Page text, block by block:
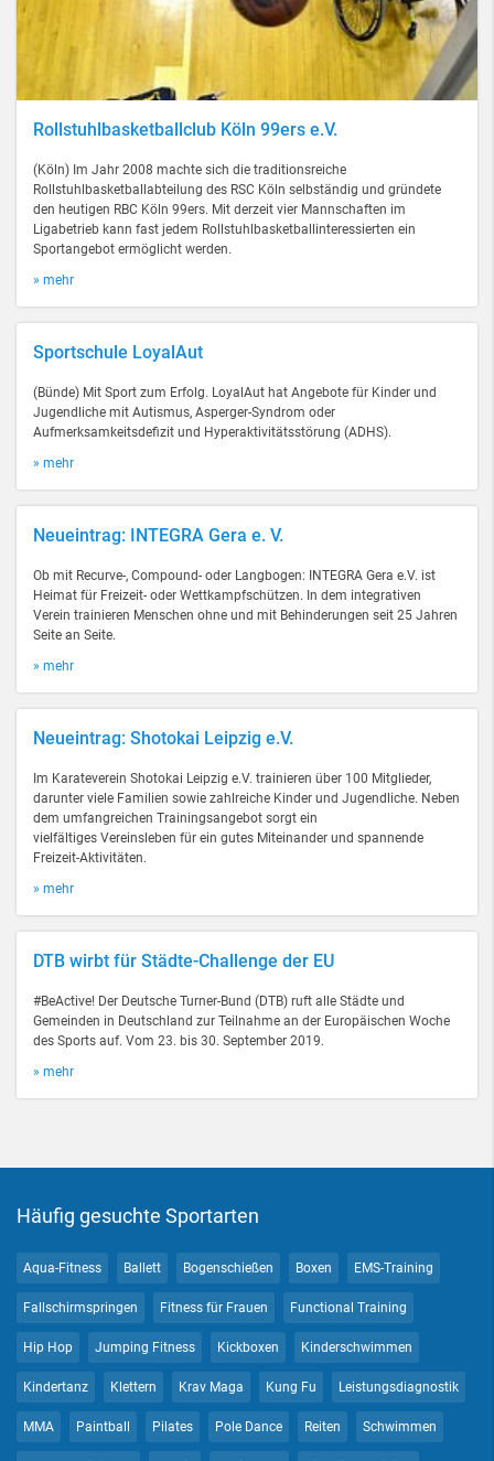
Rollstuhlbasketballclub Köln 99ers e.V.
(Köln) Im Jahr 2008 machte sich die traditionsreiche
Rollstuhlbasketballabteilung des RSC Köln selbständig und gründete
den heutigen RBC Köln 99ers. Mit derzeit vier Mannschaften im
Ligabetrieb kann fast jedem Rollstuhlbasketballinteressierten ein
Sportangebot ermöglicht werden.
» mehr
Sportschule LoyalAut
(Bünde) Mit Sport zum Erfolg. LoyalAut hat Angebote für Kinder und
Jugendliche mit Autismus, Asperger-Syndrom oder
Aufmerksamkeitsdefizit und Hyperaktivitätsstörung (ADHS).
» mehr
Neueintrag: INTEGRA Gera e. V.
Ob mit Recurve-, Compound- oder Langbogen: INTEGRA Gera e.V. ist
Heimat für Freizeit- oder Wettkampfschützen. In dem integrativen
Verein trainieren Menschen ohne und mit Behinderungen seit 25 Jahren
Seite an Seite.
» mehr
Neueintrag: Shotokai Leipzig e.V.
Im Karateverein Shotokai Leipzig e.V. trainieren über 100 Mitglieder,
darunter viele Familien sowie zahlreiche Kinder und Jugendliche. Neben
dem umfangreichen Trainingsangebot sorgt ein
vielfältiges Vereinsleben für ein gutes Miteinander und spannende
Freizeit-Aktivitäten.
» mehr
DTB wirbt für Städte-Challenge der EU
#BeActive! Der Deutsche Turner-Bund (DTB) ruft alle Städte und
Gemeinden in Deutschland zur Teilnahme an der Europäischen Woche
des Sports auf. Vom 23. bis 30. September 2019.
» mehr
Häufig gesuchte Sportarten
Aqua-Fitness Ballett Bogenschießen Boxen EMS-Training
Fallschirmspringen Fitness für Frauen Functional Training
Hip Hop Jumping Fitness Kickboxen Kinderschwimmen
Kindertanz Klettern Krav Maga Kung Fu Leistungsdiagnostik
MMA Paintball Pilates Pole Dance Reiten Schwimmen